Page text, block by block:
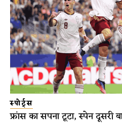
स्पोर्ट्स
फ्रांस का सपना टूटा, स्पेन दूसरी